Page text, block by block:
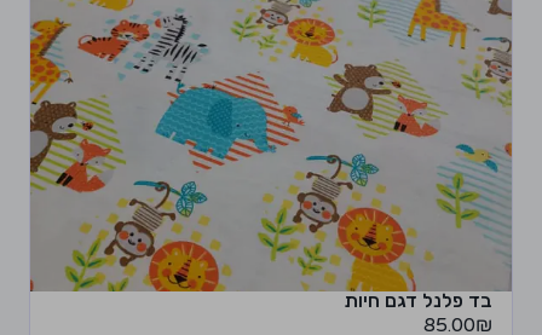
בד פלנל דגם חיות
85.00₪